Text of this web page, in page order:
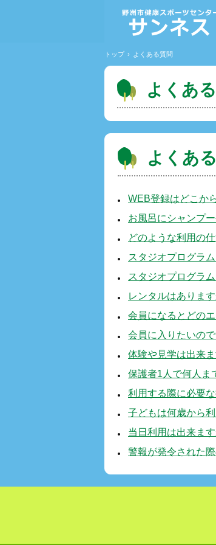
トップ › よくある質問
よくあ
よくあ
WEB登録はどこか
お風呂にシャンプ
どのような利用の
スタジオプログラ
スタジオプログラ
レンタルはあります
会員になるとどの
会員に入りたいの
体験や見学は出来ま
保護者1人で何人ま
利用する際に必要
子どもは何歳から
当日利用は出来ます
警報が発令された